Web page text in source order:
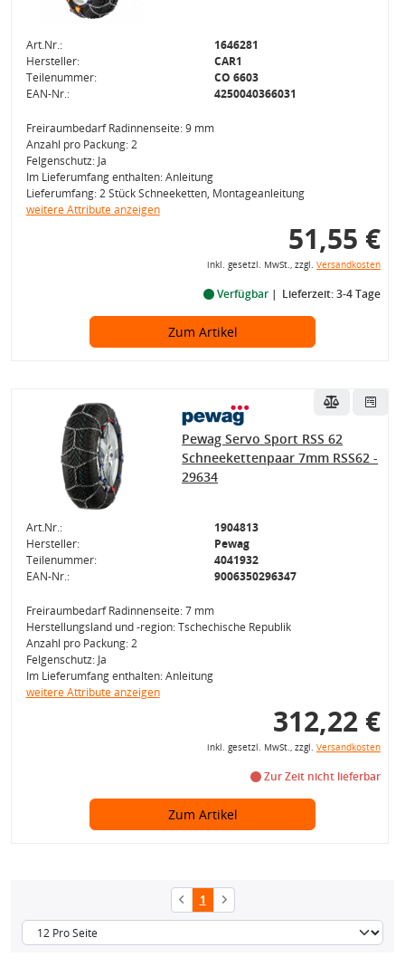
Art.Nr.:
1646281
Hersteller:
CAR1
Teilenummer:
CO 6603
EAN-Nr.:
4250040366031
Freiraumbedarf Radinnenseite: 9 mm
Anzahl pro Packung: 2
Felgenschutz: Ja
Im Lieferumfang enthalten: Anleitung
Lieferumfang: 2 Stück Schneeketten, Montageanleitung
weitere Attribute anzeigen
51,55 €
inkl. gesetzl. MwSt., zzgl. Versandkosten
Verfügbar Lieferzeit: 3-4 Tage
Zum Artikel
Pewag Servo Sport RSS 62
Schneekettenpaar 7mm RSS62 -
29634
Art.Nr.:
1904813
Hersteller:
Pewag
Teilenummer:
4041932
EAN-Nr.:
9006350296347
Freiraumbedarf Radinnenseite: 7 mm
Herstellungsland und -region: Tschechische Republik
Anzahl pro Packung: 2
Felgenschutz: Ja
Im Lieferumfang enthalten: Anleitung
weitere Attribute anzeigen
312,22 €
inkl. gesetzl. MwSt., zzgl. Versandkosten
Zur Zeit nicht lieferbar
Zum Artikel
1